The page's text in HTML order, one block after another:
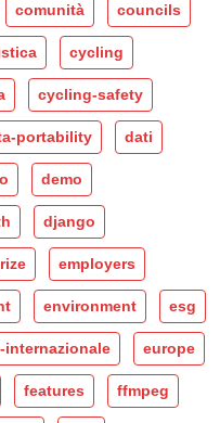
comunità councils
cycling
cycling-safety
portability dati
demo
django
employers
environment esg
internazionale europe
features ffmpeg